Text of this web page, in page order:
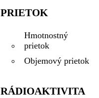
PRIETOK
Hmotnostný
prietok
Objemový prietok
RÁDIOAKTIVITA